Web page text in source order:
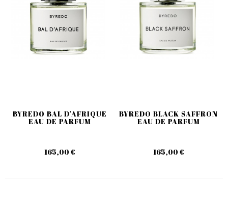
BYREDO BAL D'AFRIQUE
EAU DE PARFUM
165,00 €
BYREDO BLACK SAFFRON
EAU DE PARFUM
165,00 €